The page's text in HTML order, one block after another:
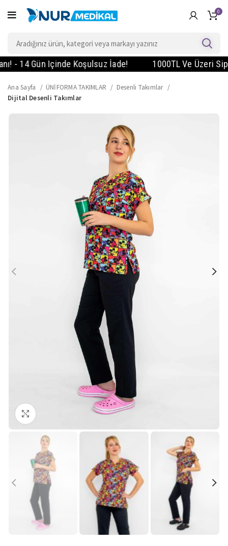
0
14 Gün Içinde Koşulsuz İade! 1000TL Ve Üzeri
Ana Sayfa ÜNİFORMA TAKIMLAR
Desenli Takımlar
Dijital Desenli Takımlar
Büyütmek için tıklayın